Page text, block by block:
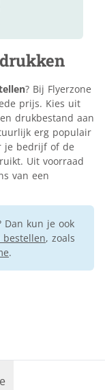
? Bij Flyerzone
prijs. Kies uit
drukbestand aan
erg populair
je bedrijf of de
Uit voorraad
van een
Dan kun je ook
, zoals
.